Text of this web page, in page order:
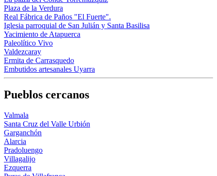
Plaza de la Verdura
Real Fábrica de Paños "El Fuerte".
Iglesia parroquial de San Julián y Santa Basilisa
Yacimiento de Atapuerca
Paleolítico Vivo
Valdezcaray
Ermita de Carrasquedo
Embutidos artesanales Uyarra
Pueblos cercanos
Valmala
Santa Cruz del Valle Urbión
Garganchón
Alarcia
Pradoluengo
Villagalijo
Ezquerra